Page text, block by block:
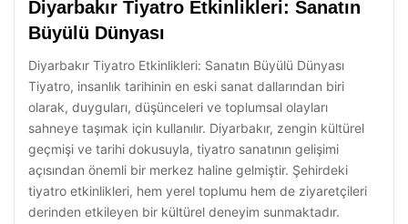
Diyarbakır Tiyatro Etkinlikleri: Sanatın
Büyülü Dünyası
Diyarbakır Tiyatro Etkinlikleri: Sanatın Büyülü Dünyası
Tiyatro, insanlık tarihinin en eski sanat dallarından biri
olarak, duyguları, düşünceleri ve toplumsal olayları
sahneye taşımak için kullanılır. Diyarbakır, zengin kültürel
geçmişi ve tarihi dokusuyla, tiyatro sanatının gelişimi
açısından önemli bir merkez haline gelmiştir. Şehirdeki
tiyatro etkinlikleri, hem yerel toplumu hem de ziyaretçileri
derinden etkileyen bir kültürel deneyim sunmaktadır.